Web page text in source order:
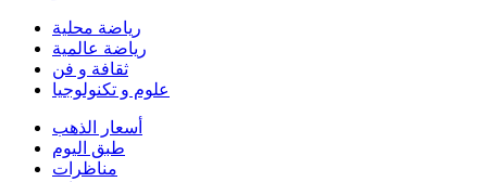
رياضة محلية
رياضة عالمية
ثقافة و فن
علوم و تكنولوجيا
أسعار الذهب
طبق اليوم
مناظرات